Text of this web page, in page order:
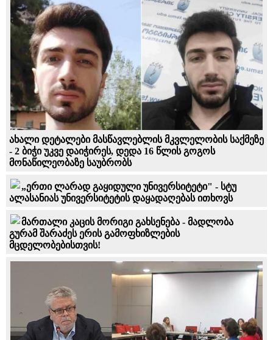
ახალი დეტალები მასწავლებლის მკვლელობის საქმეზე
- 2 ბიჭი უკვე დაიჭირეს, დედა 16 წლის გოგოს
მონაწილეობაზე საუბრობს
„ერთი ლარად გაყიდული უნივერსიტეტი" - სტუ
ალასანიას უნივერსიტეტის დაყადაღებას ითხოვს
მართალი კაცის მორიგი გახსენება - მადლობა
გურამ შარაძეს ერის გამოფხიზლების
მცდელობებისთვის!